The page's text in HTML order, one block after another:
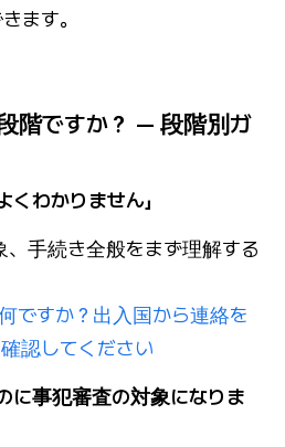
ます。
階ですか？ — 段階別ガ
わかりません」
手続き全般をまず理解する
ですか？出入国から連絡を
認してください
に事犯審査の対象になりま